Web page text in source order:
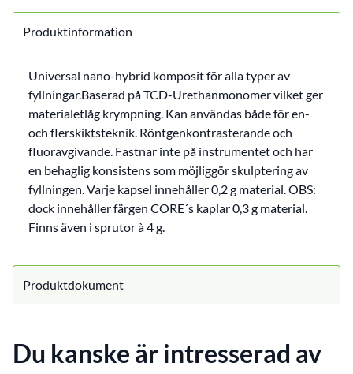
Produktinformation
Universal nano-hybrid komposit för alla typer av
fyllningar.Baserad på TCD-Urethanmonomer vilket ger
materialetlåg krympning. Kan användas både för en-
och flerskiktsteknik. Röntgenkontrasterande och
fluoravgivande. Fastnar inte på instrumentet och har
en behaglig konsistens som möjliggör skulptering av
fyllningen. Varje kapsel innehåller 0,2 g material. OBS:
dock innehåller färgen CORE´s kaplar 0,3 g material.
Finns även i sprutor à 4 g.
Produktdokument
Du kanske är intresserad av